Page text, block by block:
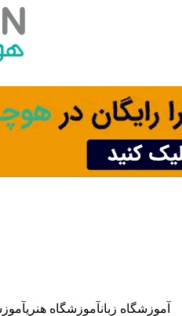
آموزشگاه زبانآموزشگاه هنری